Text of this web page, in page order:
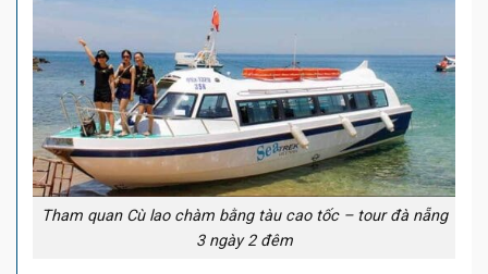
Tham quan Cù lao chàm bằng tàu cao tốc – tour đà nẵng
3 ngày 2 đêm